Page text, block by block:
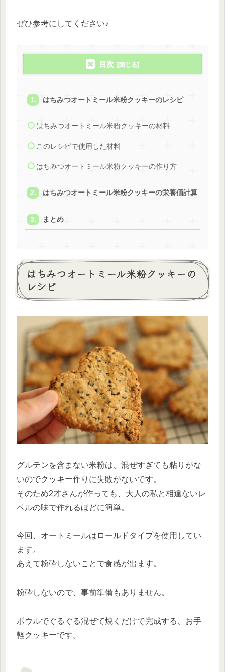
ぜひ参考にしてください♪
目次
はちみつオートミール米粉クッキーのレシピ
はちみつオートミール米粉クッキーの材料
このレシピで使用した材料
はちみつオートミール米粉クッキーの作り方
はちみつオートミール米粉クッキーの栄養価計算
まとめ
はちみつオートミール米粉クッキーの
レシピ
グルテンを含まない米粉は、混ぜすぎても粘りがな
いのでクッキー作りに失敗がないです。
そのため2才さんが作っても、大人の私と相違ないレ
ベルの味で作れるほどに簡単。
今回、オートミールはロールドタイプを使用してい
ます。
あえて粉砕しないことで食感が出ます。
粉砕しないので、事前準備もありません。
ボウルでぐるぐる混ぜて焼くだけで完成する、お手
軽クッキーです。